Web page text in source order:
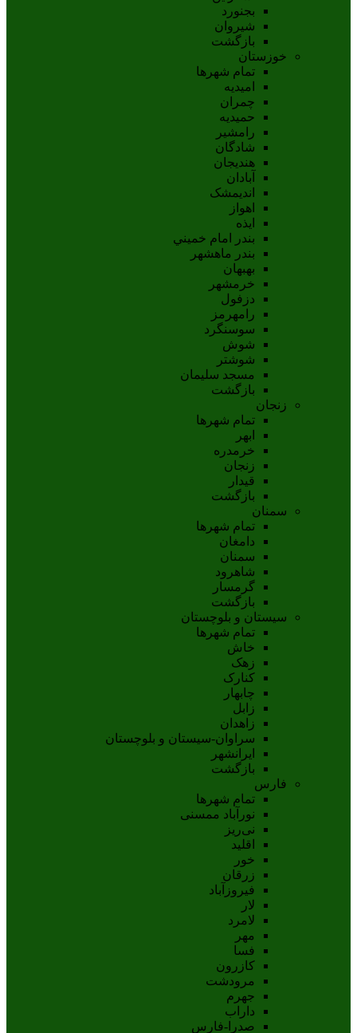
بجنورد
شيروان
بازگشت
خوزستان
تمام شهر‌ها
امیدیه
چمران
حمیدیه
رامشیر
شادگان
هندیجان
آبادان
انديمشک
اهواز
ايذه
بندر امام خميني
بندر ماهشهر
بهبهان
خرمشهر
دزفول
رامهرمز
سوسنگرد
شوش
شوشتر
مسجد سليمان
بازگشت
زنجان
تمام شهر‌ها
ابهر
خرمدره
زنجان
قيدار
بازگشت
سمنان
تمام شهر‌ها
دامغان
سمنان
شاهرود
گرمسار
بازگشت
سیستان و بلوچستان
تمام شهر‌ها
خاش
زهک
کنارک
چابهار
زابل
زاهدان
سراوان-سيستان و بلوچستان
ايرانشهر
بازگشت
فارس
تمام شهر‌ها
نورآباد ممسنی
نی‌ریز
اقلید
خور
زرقان
فیروزآباد
لار
لامرد
مهر
فسا
کازرون
مرودشت
جهرم
داراب
صدرا-فارس